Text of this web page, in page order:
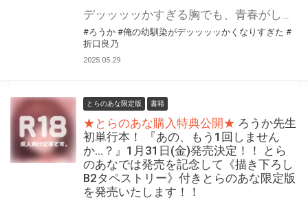
デッッッッかすぎる胸でも、青春がしたい！ ドキドキの文化祭編！ 「俺の幼馴染がデッッッッかくなりすぎた」の第2巻が6月10日(火)に発売！ とらのあなでは発売を記念して「特製A3タペストリー」付きとらのあな限定版を発売いたします。 とらのあな限定版は数量限定となりますので是非お早めにお求めください！
#ろうか #俺の幼馴染がデッッッッかくなりすぎた #
折口良乃
2025.05.29
とらのあな限定版 書籍
★とらのあな購入特典公開★ ろうか先生
初単行本！ 『あの、もう1回しません
か…？』1月31日(金)発売決定！！ とら
のあなでは発売を記念して《描き下ろし
B2タペストリー》付きとらのあな限定版
を発売いたします！！